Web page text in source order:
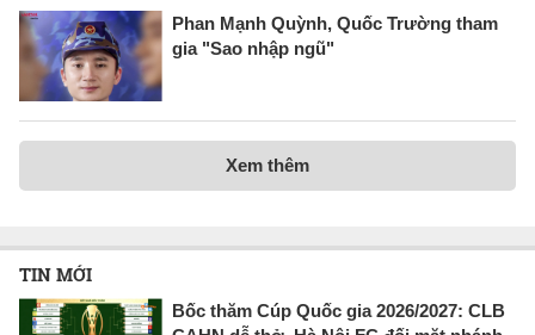
Phan Mạnh Quỳnh, Quốc Trường tham
gia "Sao nhập ngũ"
Xem thêm
TIN MỚI
Bốc thăm Cúp Quốc gia 2026/2027: CLB